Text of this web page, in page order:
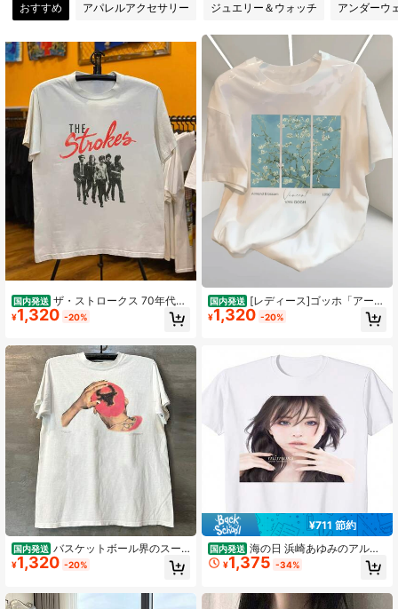
3.73 9 フォロワー
3.73 9 フォロワー
3.73 9 フォロワー
3.73 9 フォロワー
おすすめ アパレルアクセサリー ジュエリー＆ウォッチ アンダーウ
国内発送 ザ・ストロークス 70年代＆
80年代 クラシックデザイン なシャ
ツ
¥1,320 -20%
国内発送 バスケットボール界のスー
パースター,デニス・ロッドマンは,ア
メリカンスタイルのダイレクトイン
用している.このシャツは,小さな襟,
¥1,320 -20%
国内発送 [レディース]ゴッホ「アーモ
ンドの花」プリントシャツ 三連祭壇
画風 水色背景 半袖 カジュアル 柔ら
¥1,320 -20%
¥711 節約
国内発送 海の日 浜崎あゆみのアルバ
ム『ミモザ』のジャケットプリントT
シャツ。 フレッシュでスタイリッシ
ットン素材の半袖Tシャツです。 通
¥1,375 -34%